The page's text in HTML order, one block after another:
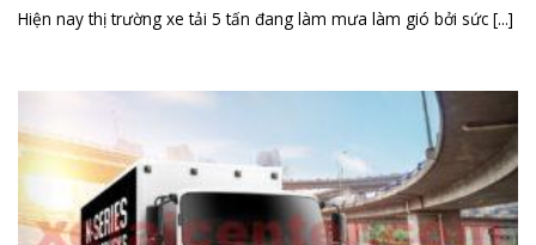
Hiện nay thị trường xe tải 5 tấn đang làm mưa làm gió bởi sức [...]